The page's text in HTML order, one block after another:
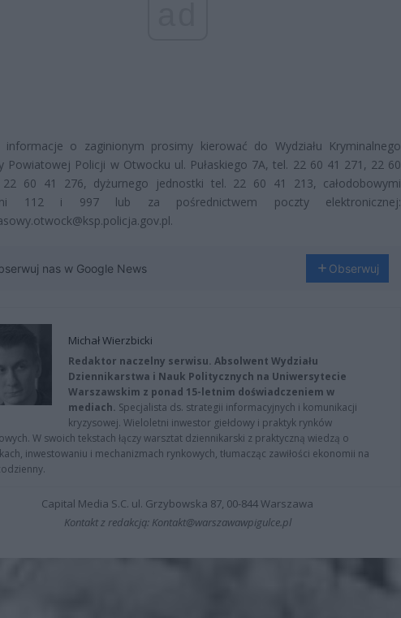
informacje o zaginionym prosimy kierować do Wydziału Kryminalnego
Powiatowej Policji w Otwocku ul. Pułaskiego 7A, tel. 22 60 41 271, 22 60
60 41 276, dyżurnego jednostki tel. 22 60 41 213, całodobowymi
112 i 997 lub za pośrednictwem poczty elektronicznej:
nas w Google News Obserwuj
Michał Wierzbicki
Redaktor naczelny serwisu. Absolwent Wydziału
Dziennikarstwa i Nauk Politycznych na Uniwersytecie
Warszawskim z ponad 15-letnim doświadczeniem w
mediach. Specjalista ds. strategii informacyjnych i komunikacji
kryzysowej. Wieloletni inwestor giełdowy i praktyk rynków
W swoich tekstach łączy warsztat dziennikarski z praktyczną wiedzą o
inwestowaniu i mechanizmach rynkowych, tłumacząc zawiłości ekonomii na
Capital Media S.C. ul. Grzybowska 87, 00-844 Warszawa
Kontakt z redakcją: Kontakt@warszawawpigulce.pl